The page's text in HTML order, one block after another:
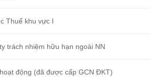
Thuế khu vực I
trách nhiệm hữu hạn ngoài NN
động (đã được cấp GCN ĐKT)